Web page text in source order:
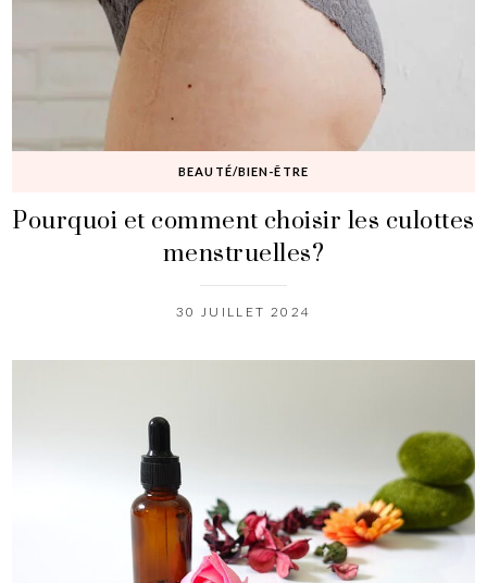
BEAUTÉ/BIEN-ÊTRE
Pourquoi et comment choisir les culottes
menstruelles?
30 JUILLET 2024